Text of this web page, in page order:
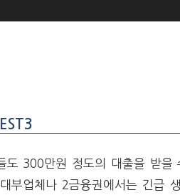
도 300만원 정도의 대출을 받을
부업체나 2금융권에서는 긴급